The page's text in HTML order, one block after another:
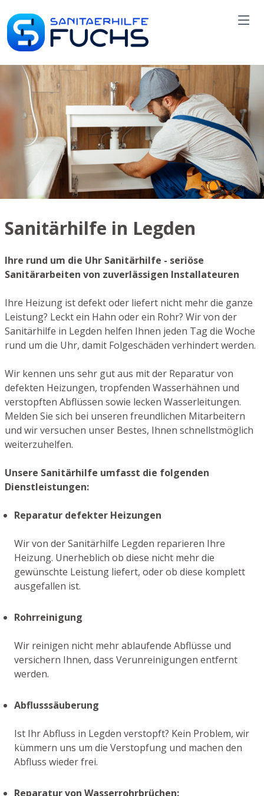
Sanitärhilfe in Legden
Ihre rund um die Uhr Sanitärhilfe - seriöse
Sanitärarbeiten von zuverlässigen Installateuren
Ihre Heizung ist defekt oder liefert nicht mehr die ganze
Leistung? Leckt ein Hahn oder ein Rohr? Wir von der
Sanitärhilfe in Legden helfen Ihnen jeden Tag die Woche
rund um die Uhr, damit Folgeschäden verhindert werden.
Wir kennen uns sehr gut aus mit der Reparatur von
defekten Heizungen, tropfenden Wasserhähnen und
verstopften Abflüssen sowie lecken Wasserleitungen.
Melden Sie sich bei unseren freundlichen Mitarbeitern
und wir versuchen unser Bestes, Ihnen schnellstmöglich
weiterzuhelfen.
Unsere Sanitärhilfe umfasst die folgenden
Dienstleistungen:
Reparatur defekter Heizungen
Wir von der Sanitärhilfe Legden reparieren Ihre
Heizung. Unerheblich ob diese nicht mehr die
gewünschte Leistung liefert, oder ob diese komplett
ausgefallen ist.
Rohrreinigung
Wir reinigen nicht mehr ablaufende Abflüsse und
versichern Ihnen, dass Verunreinigungen entfernt
werden.
Abflusssäuberung
Ist Ihr Abfluss in Legden verstopft? Kein Problem, wir
kümmern uns um die Verstopfung und machen den
Abfluss wieder frei.
Reparatur von Wasserrohrbrüchen: